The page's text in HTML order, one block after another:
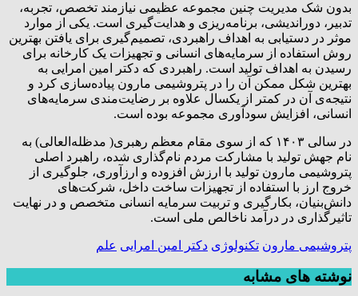
بدون شک مدیریت چنین مجموعه عظیمی نیازمند تخصص، تجربه،
تدبیر، دوراندیشی، برنامه‌ریزی و هدایت‌گیری است. یکی از موارد
موثر در دستیابی به اهداف راهبردی، تصمیم‌گیری برای یافتن بهترین
روش استفاده از سرمایه‌های انسانی و تجهیزات یک کارخانه برای
رسیدن به اهداف تولید است. راهبردی که دکتر امین امرایی به
بهترین شکل ممکن آن را در پتروشیمی مارون پیاده‌سازی کرد و
نتیجه‌ی آن در کمتر از یکسال علاوه بر رضایت‌مندی سرمایه‌های
انسانی، افزایش سودآوری مجموعه بوده است.
در سالی ۱۴۰۳ که از سوی مقام معظم رهبری( مدظله‌العالی) به
نام جهش تولید با مشارکت مردم نام‌گذاری شده، راهبرد اصلی
پتروشیمی مارون تولید با ارزش افزوده و ارزآوری، جلوگیری از
خروج ارز با استفاده از تجهیزات ساخت داخل، شرکت‌های
دانش‌بنیان، بکارگیری و تربیت سرمایه انسانی متخصص و در نهایت
تاثیرگذاری در درآمد ناخالص ملی است.
پتروشیمی مارون تکنولوژی دکتر امین امرایی علم
نوشته های مشابه